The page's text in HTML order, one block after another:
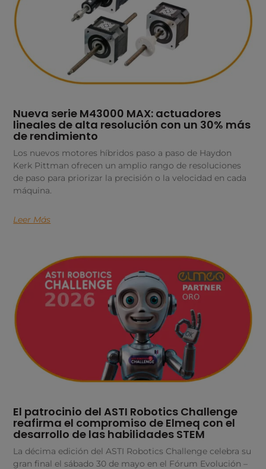
Nueva serie M43000 MAX: actuadores
lineales de alta resolución con un 30% más
de rendimiento
Los nuevos motores híbridos paso a paso de Haydon
Kerk Pittman ofrecen un amplio rango de resoluciones
de paso para priorizar la precisión o la velocidad en cada
máquina.
Leer Más
El patrocinio del ASTI Robotics Challenge
reafirma el compromiso de Elmeq con el
desarrollo de las habilidades STEM
La décima edición del ASTI Robotics Challenge celebra su
gran final el sábado 30 de mayo en el Fórum Evolución –